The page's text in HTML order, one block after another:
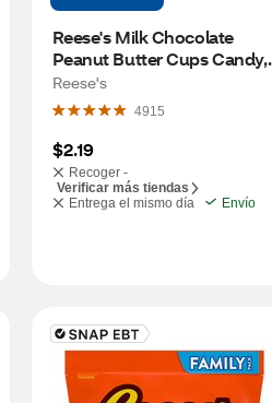
Reese's Milk Chocolate
Peanut Butter Cups Candy,
1.5 OZ
Reese's
4915
$2.19
Recoger -
Verificar más tiendas
Entrega el mismo día
Envío